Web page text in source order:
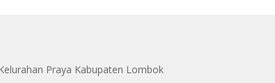
Praya Kabupaten Lombok